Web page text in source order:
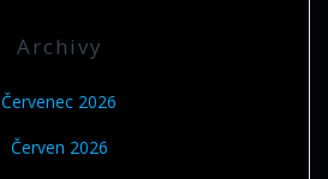
Archivy
Červenec 2026
Červen 2026